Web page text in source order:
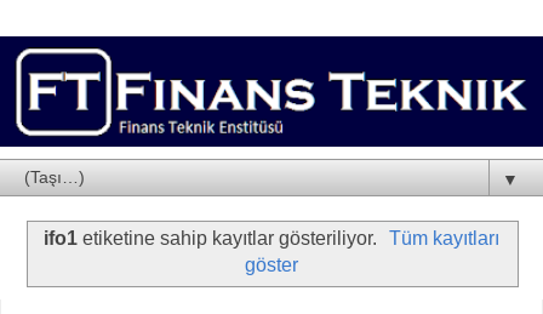
▼
ifo1etiketine sahip kayıtlar gösteriliyor.
Tüm kayıtları
göster